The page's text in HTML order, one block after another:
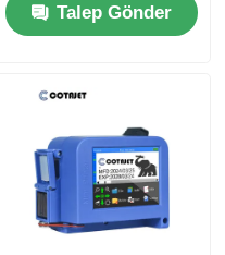
Taşınabilir Mürekkep
Püskürtmeli Yazıcı
Talep Gönder